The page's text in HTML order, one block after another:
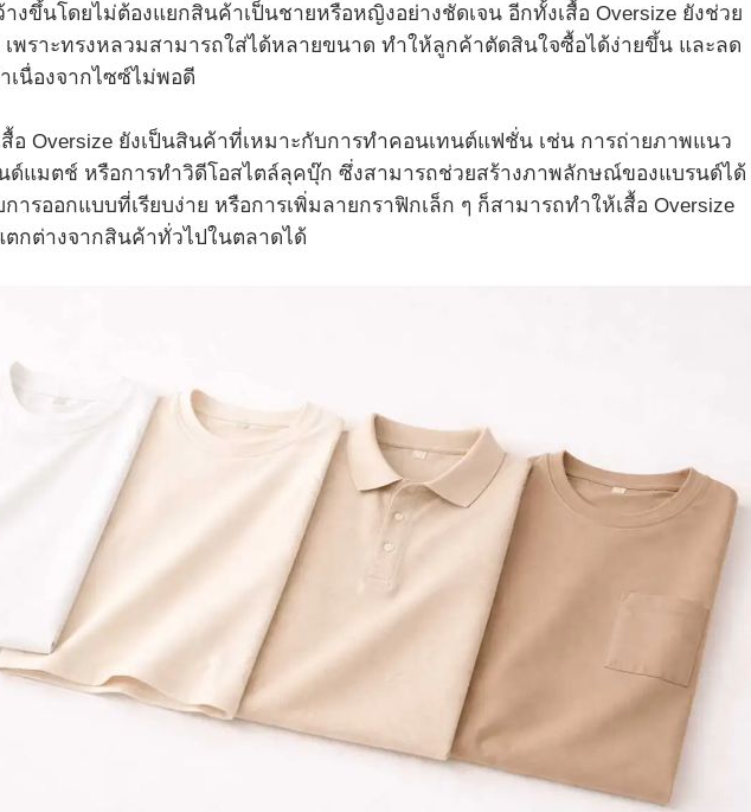
งขึ้นโดยไม่ต้องแยกสินค้าเป็นชายหรือหญิงอย่างชัดเจน อีกทั้งเสื้อ Oversize ยังช่วย
พราะทรงหลวมสามารถใส่ได้หลายขนาด ทำให้ลูกค้าตัดสินใจซื้อได้ง่ายขึ้น และลด
นื่องจากไซซ์ไม่พอดี
อ Oversize ยังเป็นสินค้าที่เหมาะกับการทำคอนเทนต์แฟชั่น เช่น การถ่ายภาพแนว
ด์แมตช์ หรือการทำวิดีโอสไตล์ลุคบุ๊ก ซึ่งสามารถช่วยสร้างภาพลักษณ์ของแบรนด์ได้
ารออกแบบที่เรียบง่าย หรือการเพิ่มลายกราฟิกเล็ก ๆ ก็สามารถทำให้เสื้อ Oversize
กต่างจากสินค้าทั่วไปในตลาดได้